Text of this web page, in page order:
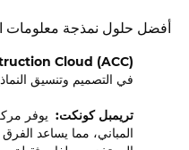
أفضل حلول نمذجة معلومات
Cloud (ACC):
في التصميم وتنسيق
تريمبل كونكت: يوفر
المباني، مما يساعد